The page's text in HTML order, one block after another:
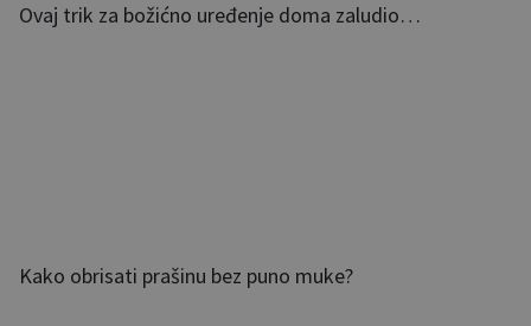
Ovaj trik za božićno uređenje doma zaludio…
Kako obrisati prašinu bez puno muke?